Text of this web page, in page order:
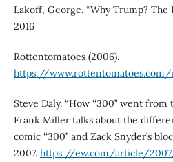
Lakoff, George. “Why Trump?
2016
Rottentomatoes (2006).
https://
Steve Daly. “How ‘‘300’’ went
Frank Miller talks about the
comic ‘‘300’’ and Zack Snyder’s
2007. https://ew.com/article/